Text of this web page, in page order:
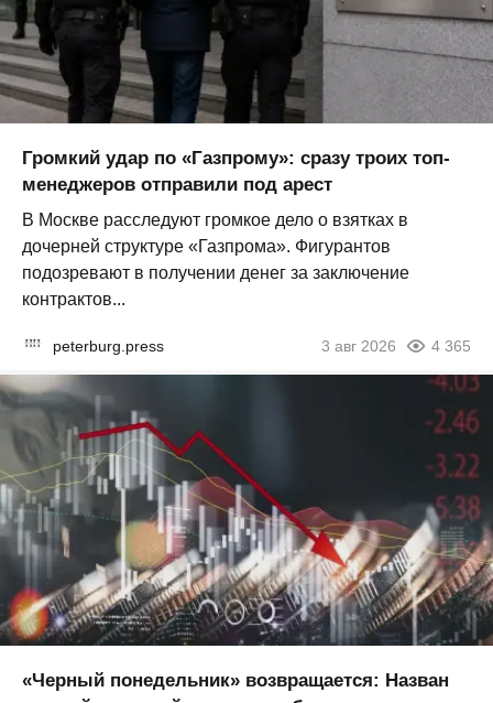
Громкий удар по «Газпрому»: сразу троих топ-
менеджеров отправили под арест
В Москве расследуют громкое дело о взятках в
дочерней структуре «Газпрома». Фигурантов
подозревают в получении денег за заключение
контрактов...
peterburg.press 3 авг 2026 4 365
«Черный понедельник» возвращается: Назван